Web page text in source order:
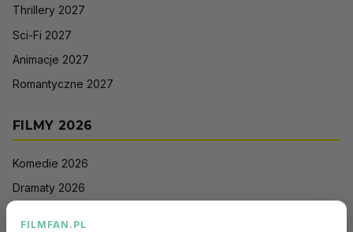
Thrillery 2027
Sci-Fi 2027
Animacje 2027
Romantyczne 2027
FILMY 2026
Komedie 2026
Dramaty 2026
FILMFAN.PL